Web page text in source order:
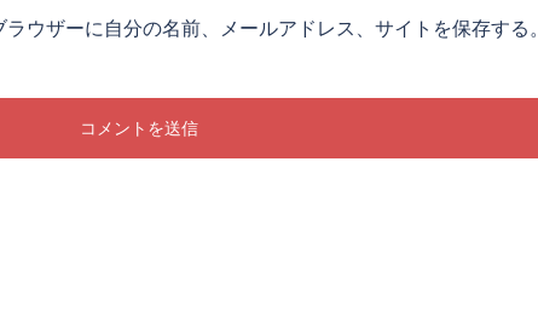
ウザーに自分の名前、メールアドレス、サイトを保存する。